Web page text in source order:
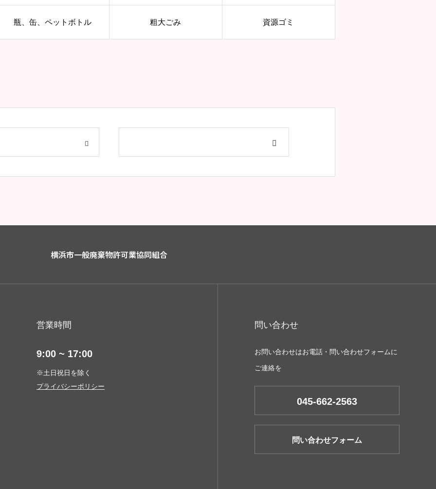
瓶、缶、ペットボトル 粗大ごみ 資源ゴミ
横浜市一般廃棄物許可業協同組合
営業時間
9:00 ~ 17:00
※土日祝日を除く
プライバシーポリシー
問い合わせ
お問い合わせはお電話・問い合わせフォームに
ご連絡を
045-662-2563
問い合わせフォーム